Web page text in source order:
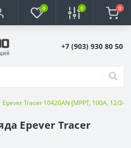
0 0 0
+7 (903) 930 80 50
Epever Tracer 10420AN [MPPT, 100А, 12/24/
Epever Tracer